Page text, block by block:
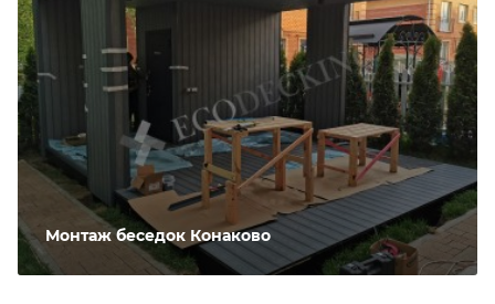
Монтаж беседок Конаково